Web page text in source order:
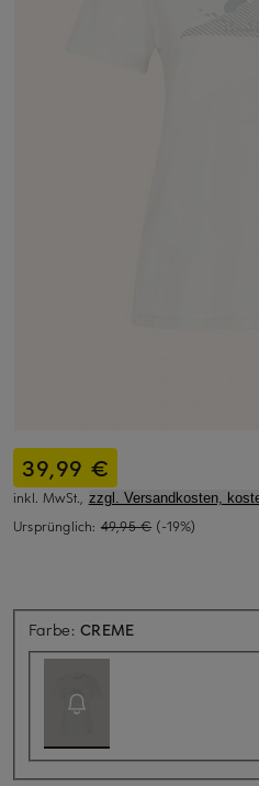
39,99 €
inkl. MwSt., zzgl. Versandkosten,
Ursprünglich: 49,95 € (-19%)
Farbe:CREMEAktuell nicht